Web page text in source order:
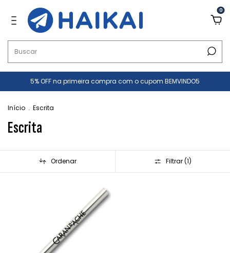
0
5% OFF na primeira compra com o cupom BEMVINDO5
Início . Escrita
Escrita
Ordenar Filtrar (1)